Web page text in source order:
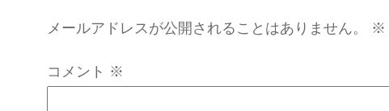
メールアドレスが公開されることはありません。 ※
コメント ※